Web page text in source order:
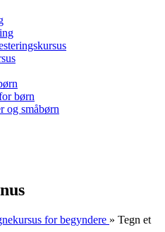
børn
og småbørn
for begyndere » Tegn et